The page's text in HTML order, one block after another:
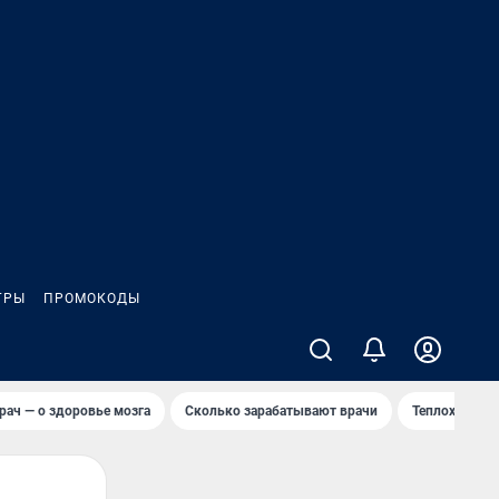
ПРОМОКОДЫ
— о здоровье мозга Сколько зарабатывают врачи Теплоход